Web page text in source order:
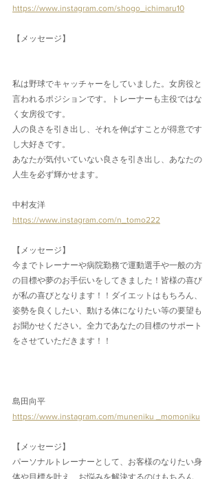
https://www.instagram.com/shogo_ichimaru10
【メッセージ】
私は野球でキャッチャーをしていました。女房役と
言われるポジションです。トレーナーも主役ではな
く女房役です。
人の良さを引き出し、それを伸ばすことが得意です
し大好きです。
あなたが気付いていない良さを引き出し、あなたの
人生を必ず輝かせます。
中村友洋
https://www.instagram.com/n_tomo222
【メッセージ】
今までトレーナーや病院勤務で運動選手や一般の方
の目標や夢のお手伝いをしてきました！皆様の喜び
が私の喜びとなります！！ダイエットはもちろん、
姿勢を良くしたい、動ける体になりたい等の要望も
お聞かせください。全力であなたの目標のサポート
をさせていただきます！！
島田向平
https://www.instagram.com/muneniku _momoniku
【メッセージ】
パーソナルトレーナーとして、お客様のなりたい身